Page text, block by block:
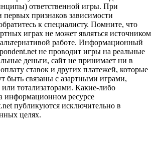
ответственной игры. При
признаков зависимости
к специалисту. Помните, что
играх не может являться источником
работе. Информационный
не проводит игры на реальные
деньги, сайт не принимает ни в
ставок и других платежей, которые
быть связаны с азартными играми,
тотализаторами. Какие-либо
информационном ресурсе
публикуются исключительно в
целях.